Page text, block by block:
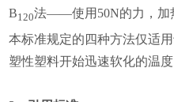
B120法——使用50N的力，加
本标准规定的四种方法仅适
塑性塑料开始迅速软化的温度